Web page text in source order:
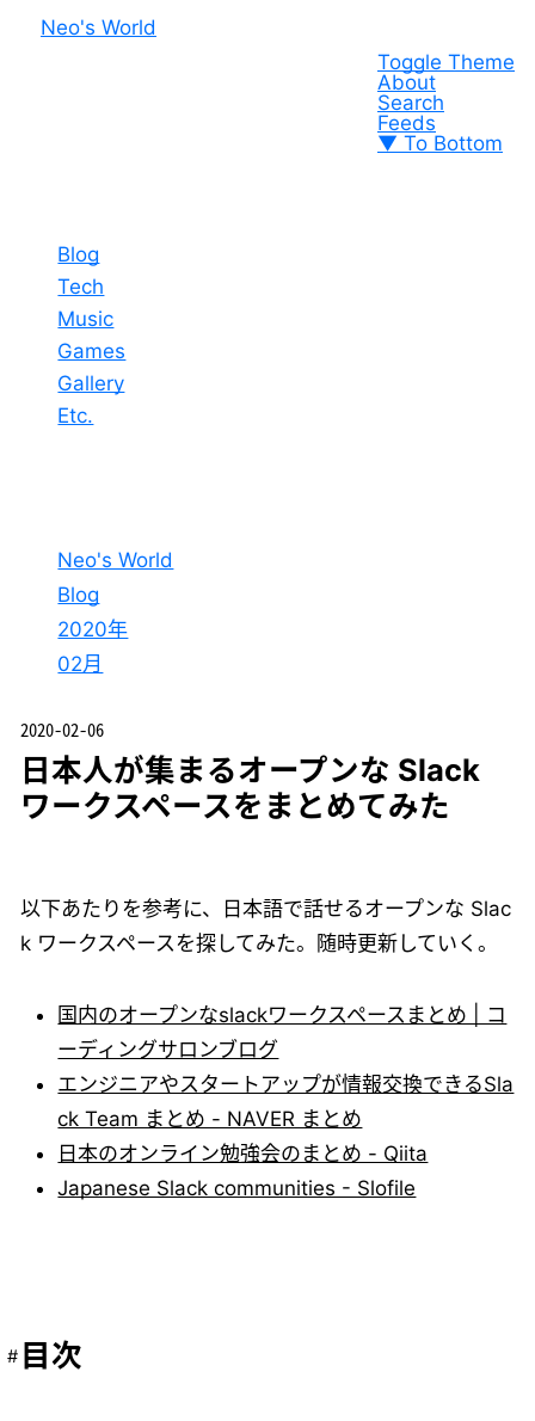
Neo's World
Toggle Theme
About
Search
Feeds
▼ To Bottom
Blog
Tech
Music
Games
Gallery
Etc.
Neo's World
Blog
2020年
02月
2020-02-06
日本人が集まるオープンな Slack
ワークスペースをまとめてみた
以下あたりを参考に、日本語で話せるオープンな Slac
k ワークスペースを探してみた。随時更新していく。
国内のオープンなslackワークスペースまとめ | コ
ーディングサロンブログ
エンジニアやスタートアップが情報交換できるSla
ck Team まとめ - NAVER まとめ
日本のオンライン勉強会のまとめ - Qiita
Japanese Slack communities - Slofile
目次